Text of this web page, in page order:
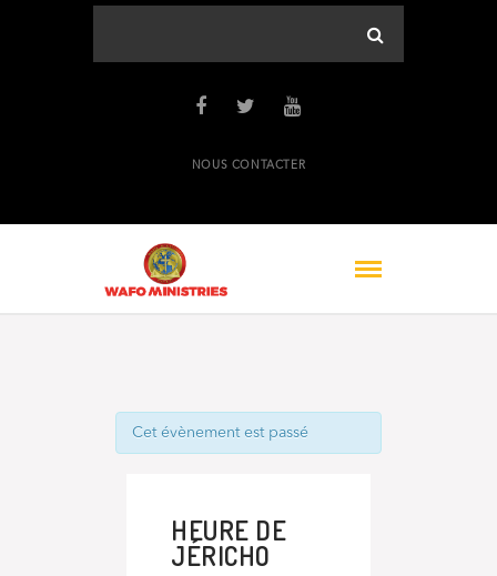
NOUS CONTACTER
Cet évènement est passé
HEURE DE
JÉRICHO